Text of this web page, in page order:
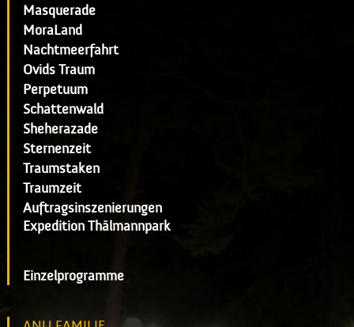
Masquerade
MoraLand
Nachtmeerfahrt
Ovids Traum
Perpetuum
Schattenwald
Sheherazade
Sternenzeit
Traumstaken
Traumzeit
Auftragsinszenierungen
Expedition Thälmannpark
Einzelprogramme